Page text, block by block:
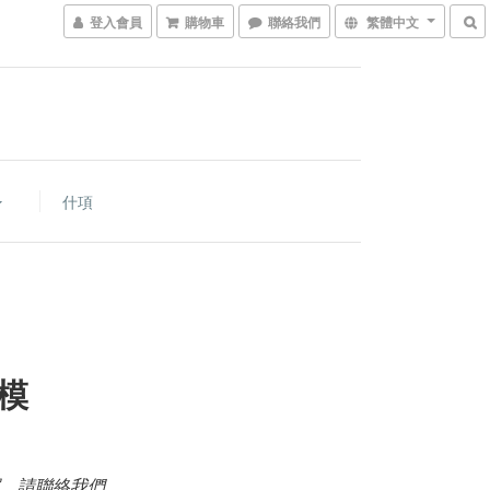
登入會員 購物車 聯絡我們 繁體中文
什項